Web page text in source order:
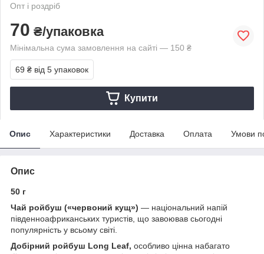
Опт і роздріб
70 ₴/упаковка
Мінімальна сума замовлення на сайті — 150 ₴
69 ₴ від 5 упаковок
Купити
Опис Характеристики Доставка Оплата Умови
Опис
50 г
Чай ройбуш («червоний кущ») — національний напій
південноафриканських туристів, що завоював сьогодні
популярність у всьому світі.
Добірний ройбуш Long Leaf, особливо цінна набагато